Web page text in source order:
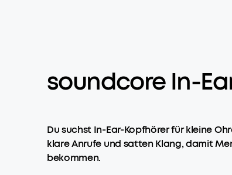
soundcore In-
Du suchst In-Ear-Kopfhörer für kleine
klare Anrufe und satten Klang, damit
bekommen.